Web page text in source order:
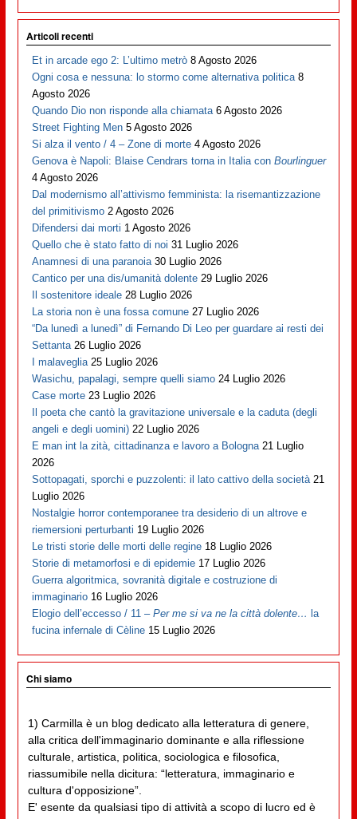
Articoli recenti
Et in arcade ego 2: L’ultimo metrò 8 Agosto 2026
Ogni cosa e nessuna: lo stormo come alternativa politica 8
Agosto 2026
Quando Dio non risponde alla chiamata 6 Agosto 2026
Street Fighting Men 5 Agosto 2026
Si alza il vento / 4 – Zone di morte 4 Agosto 2026
Genova è Napoli: Blaise Cendrars torna in Italia conBourlinguer
4 Agosto 2026
Dal modernismo all’attivismo femminista: la risemantizzazione
del primitivismo 2 Agosto 2026
Difendersi dai morti 1 Agosto 2026
Quello che è stato fatto di noi 31 Luglio 2026
Anamnesi di una paranoia 30 Luglio 2026
Cantico per una dis/umanità dolente 29 Luglio 2026
Il sostenitore ideale 28 Luglio 2026
La storia non è una fossa comune 27 Luglio 2026
“Da lunedì a lunedì” di Fernando Di Leo per guardare ai resti dei
Settanta 26 Luglio 2026
I malaveglia 25 Luglio 2026
Wasichu, papalagi, sempre quelli siamo 24 Luglio 2026
Case morte 23 Luglio 2026
Il poeta che cantò la gravitazione universale e la caduta (degli
angeli e degli uomini) 22 Luglio 2026
E man int la zità, cittadinanza e lavoro a Bologna 21 Luglio
2026
Sottopagati, sporchi e puzzolenti: il lato cattivo della società 21
Luglio 2026
Nostalgie horror contemporanee tra desiderio di un altrove e
riemersioni perturbanti 19 Luglio 2026
Le tristi storie delle morti delle regine 18 Luglio 2026
Storie di metamorfosi e di epidemie 17 Luglio 2026
Guerra algoritmica, sovranità digitale e costruzione di
immaginario 16 Luglio 2026
Elogio dell’eccesso / 11 –Per me si va ne la città dolente… la
fucina infernale di Cèline 15 Luglio 2026
Chi siamo
1) Carmilla è un blog dedicato alla letteratura di genere,
alla critica dell'immaginario dominante e alla riflessione
culturale, artistica, politica, sociologica e filosofica,
riassumibile nella dicitura: “letteratura, immaginario e
cultura d'opposizione”.
E' esente da qualsiasi tipo di attività a scopo di lucro ed è